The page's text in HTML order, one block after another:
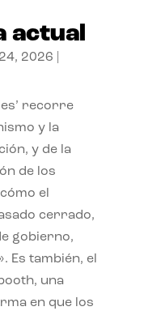
actual
2026
recorre
y la
y de la
de los
el
cerrado,
gobierno,
Es también, el
una
en que los